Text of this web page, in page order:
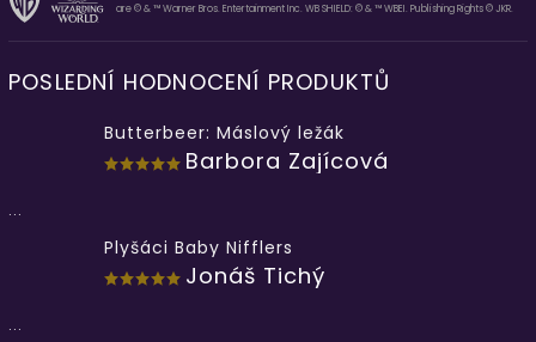
are © & ™ Warner Bros. Entertainment Inc. WB SHIELD: © & ™ WBEI. Publishing Rights © JKR.
POSLEDNÍ HODNOCENÍ PRODUKTŮ
Butterbeer: Máslový ležák
Barbora Zajícová
...
Plyšáci Baby Nifflers
Jonáš Tichý
...